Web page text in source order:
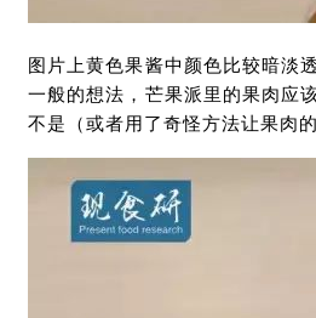
图片上黄色果酱中颜色比较暗淡
一般的想法，芒果派里的果肉应
不是（或者用了奇怪方法让果肉